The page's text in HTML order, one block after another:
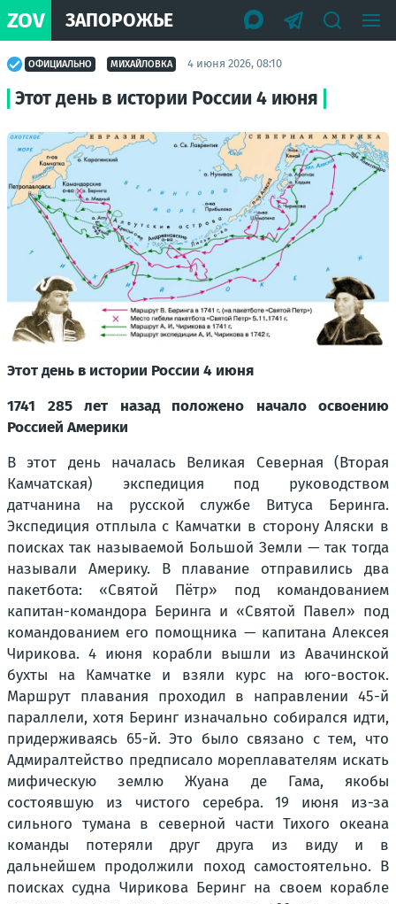
ZOV ЗАПОРОЖЬЕ
ОФИЦИАЛЬНО МИХАЙЛОВКА 4 июня 2026, 08:10
Этот день в истории России 4 июня
Этот день в истории России 4 июня
1741 285 лет назад положено начало освоению
Россией Америки
В этот день началась Великая Северная (Вторая
Камчатская) экспедиция под руководством
датчанина на русской службе Витуса Беринга.
Экспедиция отплыла с Камчатки в сторону Аляски в
поисках так называемой Большой Земли — так тогда
называли Америку. В плавание отправились два
пакетбота: «Святой Пётр» под командованием
капитан-командора Беринга и «Святой Павел» под
командованием его помощника — капитана Алексея
Чирикова. 4 июня корабли вышли из Авачинской
бухты на Камчатке и взяли курс на юго-восток.
Маршрут плавания проходил в направлении 45-й
параллели, хотя Беринг изначально собирался идти,
придерживаясь 65-й. Это было связано с тем, что
Адмиралтейство предписало мореплавателям искать
мифическую землю Жуана де Гама, якобы
состоявшую из чистого серебра. 19 июня из-за
сильного тумана в северной части Тихого океана
команды потеряли друг друга из виду и в
дальнейшем продолжили поход самостоятельно. В
поисках судна Чирикова Беринг на своем корабле